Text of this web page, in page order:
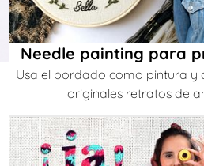
Needle painting para
Usa el bordado como pintura y
originales retratos de